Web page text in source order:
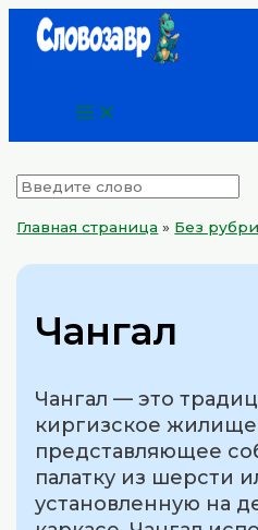
ПерейтиMain
Главная страница » Без
Чангал
Чангал — это
киргизское
представляющее
палатку из шерсти
установленную на